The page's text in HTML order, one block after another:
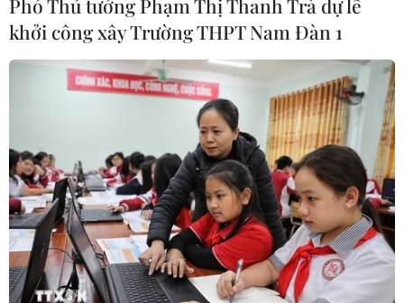
về tiền đồng của Việt Nam
07/08/2026 12:46
Phép thử sức chống chịu của kinh tế
ASEAN
07/08/2026 12:35
Thuế polysilicon: Doanh nghiệp Hàn
Quốc tại Mỹ có lợi thế
07/08/2026 12:17
khởi công xây Trường THPT Nam Đàn 1